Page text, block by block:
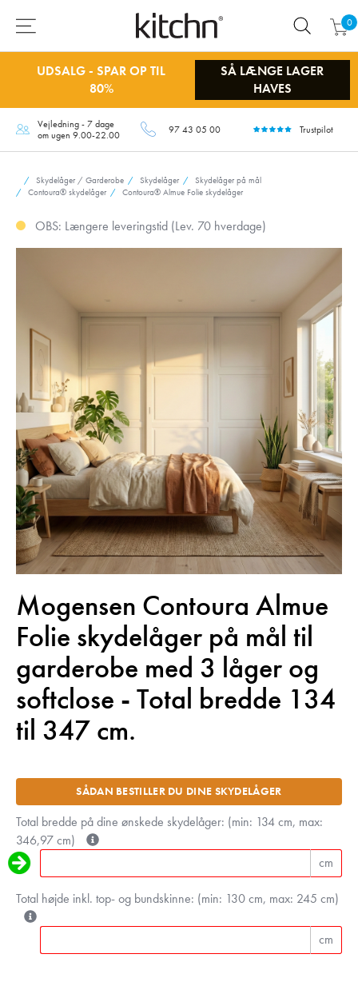
0
UDSALG - SPAR OP TIL
80%
SÅ LÆNGE LAGER
HAVES
Vejledning - 7 dage
om ugen 9.00-22.00
97 43 05 00 Trustpilot
Skydelåger / Garderobe Skydelåger
Skydelåger på mål
Contoura® skydelåger
Contoura® Almue Folie skydelåger
OBS: Længere leveringstid (Lev. 70 hverdage)
Mogensen Contoura Almue
Folie skydelåger på mål til
garderobe med 3 låger og
softclose - Total bredde 134
til 347 cm.
SÅDAN BESTILLER DU DINE SKYDELÅGER
Total bredde på dine ønskede skydelåger: (min: 134 cm, max:
346,97 cm)
cm
Total højde inkl. top- og bundskinne: (min: 130 cm, max: 245 cm)
cm